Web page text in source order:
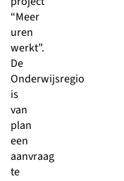
“Meer
uren
werkt”.
De
Onderwijsregio
is
van
plan
een
aanvraag
te